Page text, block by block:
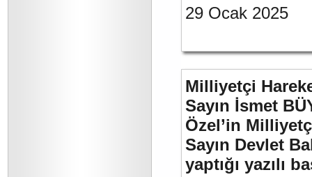
29 Ocak 2025
Milliyetçi
Sayın İsmet
Özel’in
Sayın Devlet
yaptığı yazılı